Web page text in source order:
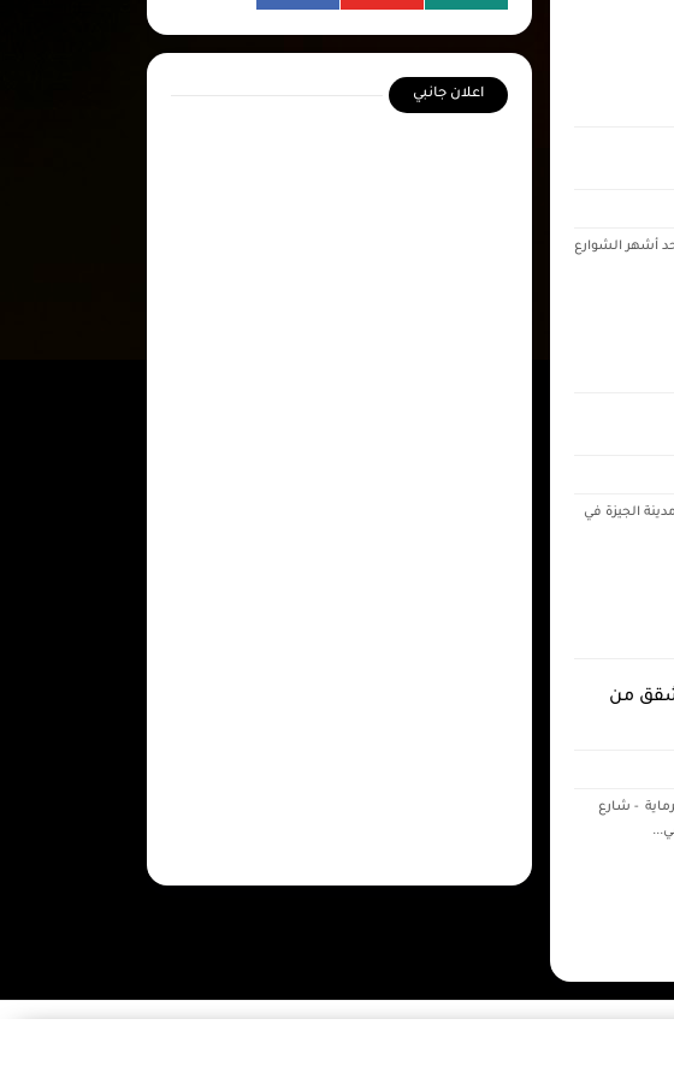
الشوارع
في
من
- شارع
اعلان جانبي